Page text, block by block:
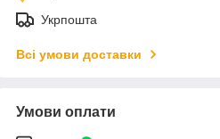
Укрпошта
Всі умови доставки
Умови оплати